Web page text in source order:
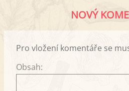
NOVÝ
Pro vložení komentáře se
Obsah: